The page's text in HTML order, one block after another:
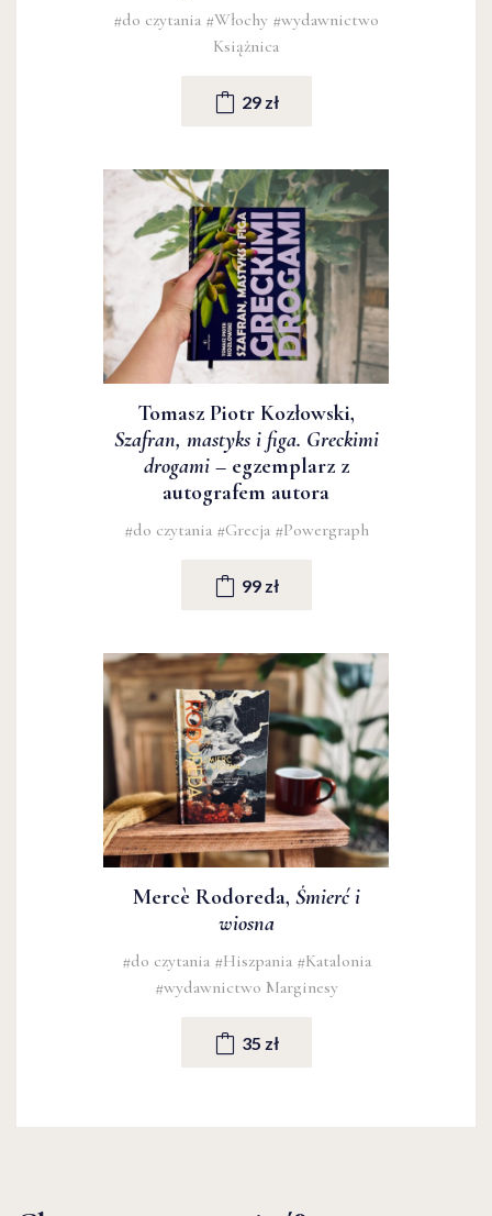
#do czytania #Włochy #wydawnictwo
Książnica
29 zł
Tomasz Piotr Kozłowski,
Szafran, mastyks i figa. Greckimi
drogami– egzemplarz z
autografem autora
#do czytania #Grecja #Powergraph
99 zł
Mercè Rodoreda, Śmierć i
wiosna
#do czytania #Hiszpania #Katalonia
#wydawnictwo Marginesy
35 zł